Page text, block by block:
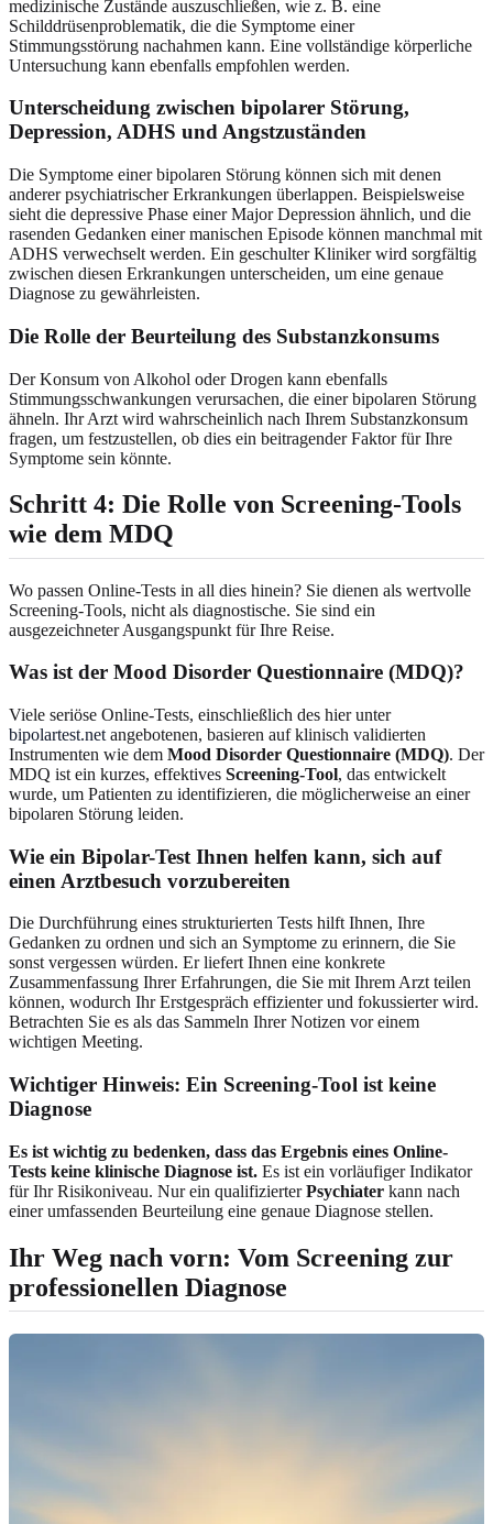
medizinische Zustände auszuschließen, wie z. B. eine
Schilddrüsenproblematik, die die Symptome einer
Stimmungsstörung nachahmen kann. Eine vollständige körperliche
Untersuchung kann ebenfalls empfohlen werden.
Unterscheidung zwischen bipolarer Störung,
Depression, ADHS und Angstzuständen
Die Symptome einer bipolaren Störung können sich mit denen
anderer psychiatrischer Erkrankungen überlappen. Beispielsweise
sieht die depressive Phase einer Major Depression ähnlich, und die
rasenden Gedanken einer manischen Episode können manchmal mit
ADHS verwechselt werden. Ein geschulter Kliniker wird sorgfältig
zwischen diesen Erkrankungen unterscheiden, um eine genaue
Diagnose zu gewährleisten.
Die Rolle der Beurteilung des Substanzkonsums
Der Konsum von Alkohol oder Drogen kann ebenfalls
Stimmungsschwankungen verursachen, die einer bipolaren Störung
ähneln. Ihr Arzt wird wahrscheinlich nach Ihrem Substanzkonsum
fragen, um festzustellen, ob dies ein beitragender Faktor für Ihre
Symptome sein könnte.
Schritt 4: Die Rolle von Screening-Tools
wie dem MDQ
Wo passen Online-Tests in all dies hinein? Sie dienen als wertvolle
Screening-Tools, nicht als diagnostische. Sie sind ein
ausgezeichneter Ausgangspunkt für Ihre Reise.
Was ist der Mood Disorder Questionnaire (MDQ)?
Viele seriöse Online-Tests, einschließlich des hier unter
bipolartest.net angebotenen, basieren auf klinisch validierten
Instrumenten wie dem Mood Disorder Questionnaire (MDQ). Der
MDQ ist ein kurzes, effektives Screening-Tool, das entwickelt
wurde, um Patienten zu identifizieren, die möglicherweise an einer
bipolaren Störung leiden.
Wie ein Bipolar-Test Ihnen helfen kann, sich auf
einen Arztbesuch vorzubereiten
Die Durchführung eines strukturierten Tests hilft Ihnen, Ihre
Gedanken zu ordnen und sich an Symptome zu erinnern, die Sie
sonst vergessen würden. Er liefert Ihnen eine konkrete
Zusammenfassung Ihrer Erfahrungen, die Sie mit Ihrem Arzt teilen
können, wodurch Ihr Erstgespräch effizienter und fokussierter wird.
Betrachten Sie es als das Sammeln Ihrer Notizen vor einem
wichtigen Meeting.
Wichtiger Hinweis: Ein Screening-Tool ist keine
Diagnose
Es ist wichtig zu bedenken, dass das Ergebnis eines Online-
Tests keine klinische Diagnose ist. Es ist ein vorläufiger Indikator
für Ihr Risikoniveau. Nur ein qualifizierterPsychiater kann nach
einer umfassenden Beurteilung eine genaue Diagnose stellen.
Ihr Weg nach vorn: Vom Screening zur
professionellen Diagnose